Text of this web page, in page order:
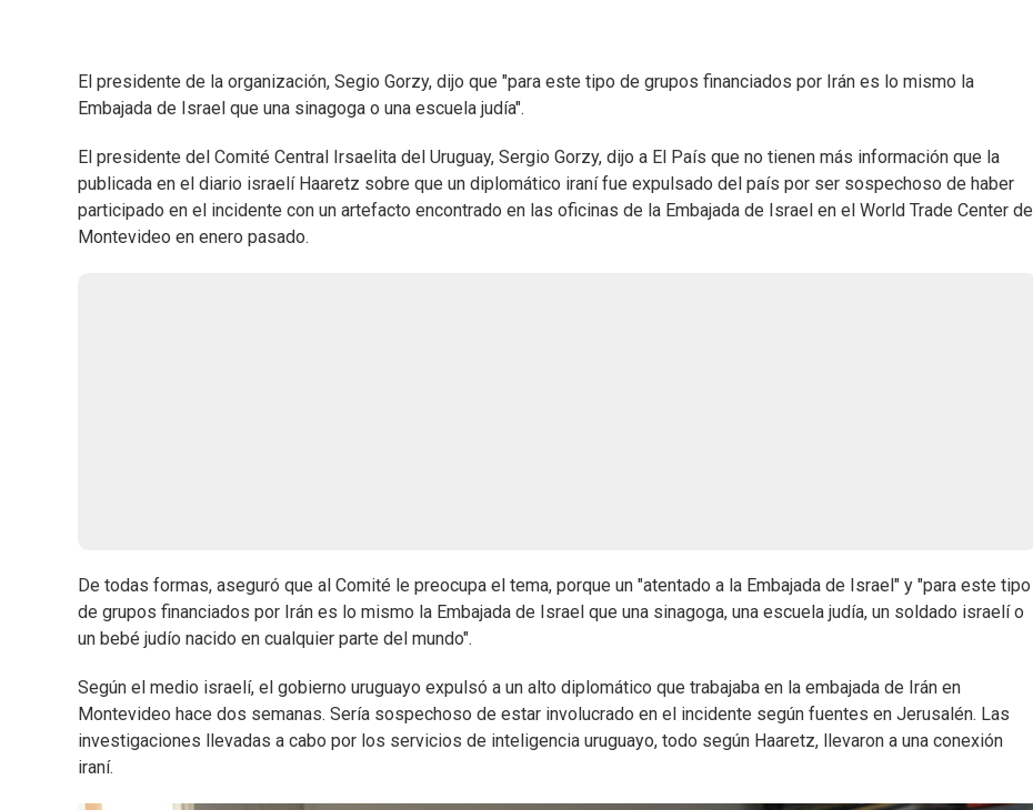
El presidente de la organización, Segio Gorzy, dijo que "para este tipo de grupos financiados por Irán es lo mismo la
Embajada de Israel que una sinagoga o una escuela judía".
El presidente del Comité Central Irsaelita del Uruguay, Sergio Gorzy, dijo a El País que no tienen más información que la
publicada en el diario israelí Haaretz sobre que un diplomático iraní fue expulsado del país por ser sospechoso de haber
participado en el incidente con un artefacto encontrado en las oficinas de la Embajada de Israel en el World Trade Center de
Montevideo en enero pasado.
De todas formas, aseguró que al Comité le preocupa el tema, porque un "atentado a la Embajada de Israel" y "para este tipo
de grupos financiados por Irán es lo mismo la Embajada de Israel que una sinagoga, una escuela judía, un soldado israelí o
un bebé judío nacido en cualquier parte del mundo".
Según el medio israelí, el gobierno uruguayo expulsó a un alto diplomático que trabajaba en la embajada de Irán en
Montevideo hace dos semanas. Sería sospechoso de estar involucrado en el incidente según fuentes en Jerusalén. Las
investigaciones llevadas a cabo por los servicios de inteligencia uruguayo, todo según Haaretz, llevaron a una conexión
iraní.